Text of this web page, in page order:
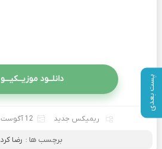
پست بعدی دانلــود موزیــکیـــو
ریمیکس جدید 12 آگوست 2023
برچسب ها : رضا کرد